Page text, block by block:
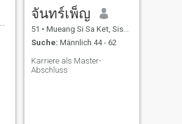
จันทร์เพ็ญ
51 • Mueang Si Sa Ket, Sisaket, Thailand
Suche: Männlich 44 - 62
Karriere als Master-
Abschluss